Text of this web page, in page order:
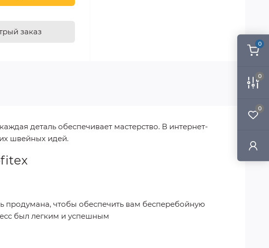
0
0
0
заказ
деталь обеспечивает мастерство. В интернет-
швейных идей.
продумана, чтобы обеспечить вам бесперебойную
был легким и успешным